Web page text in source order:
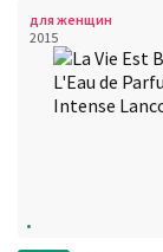
для женщин
2015